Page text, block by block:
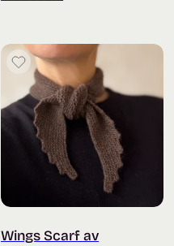
Wings Scarf av